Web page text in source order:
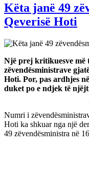
Këta janë 49
Qeverisë Hoti
Një prej kritikuesve më
zëvendësministrave
Hoti. Por, pas ardhjes
duket po e ndjek të
Numri i
Hoti ka shkuar nga një
49 zëvendësministra në